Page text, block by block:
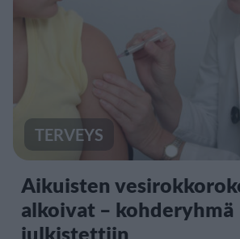
TERVEYS
Aikuisten
alkoivat – kohderyhmä
julkistettiin